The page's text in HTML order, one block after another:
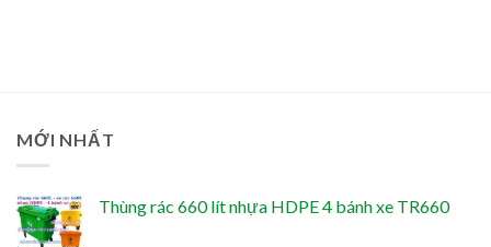
MỚI NHẤT
Thùng rác 660 lít nhựa HDPE 4 bánh xe TR660